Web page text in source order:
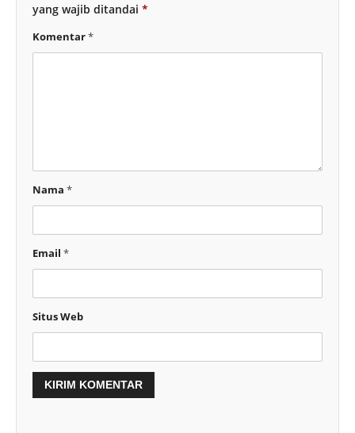
yang wajib ditandai *
Komentar*
Nama *
Email *
Situs Web